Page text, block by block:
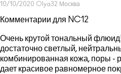
10/10/2020 Olya32 Москва
Комментарии для NC12
Очень крутой тональный
достаточно светлый,
комбинированная кожа, поры -
дает красивое равномерное